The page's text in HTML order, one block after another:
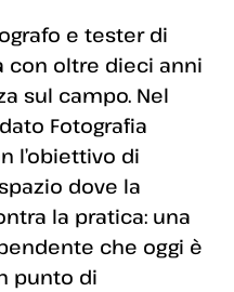
e tester di
con oltre dieci anni
sul campo. Nel
Fotografia
l’obiettivo di
dove la
la pratica: una
che oggi è
punto di